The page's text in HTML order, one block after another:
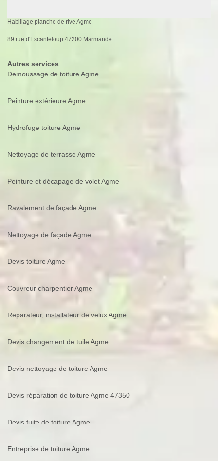
Habillage planche de rive Agme
89 rue d'Escanteloup 47200 Marmande
Autres services
Demoussage de toiture Agme
Peinture extérieure Agme
Hydrofuge toiture Agme
Nettoyage de terrasse Agme
Peinture et décapage de volet Agme
Ravalement de façade Agme
Nettoyage de façade Agme
Devis toiture Agme
Couvreur charpentier Agme
Réparateur, installateur de velux Agme
Devis changement de tuile Agme
Devis nettoyage de toiture Agme
Devis réparation de toiture Agme 47350
Devis fuite de toiture Agme
Entreprise de toiture Agme